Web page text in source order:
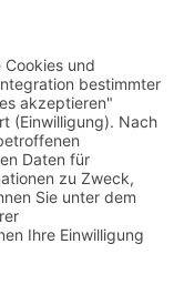
Sie sich,
ist wichtig, ruhig
um den
Sie
Gesetze
um
zu